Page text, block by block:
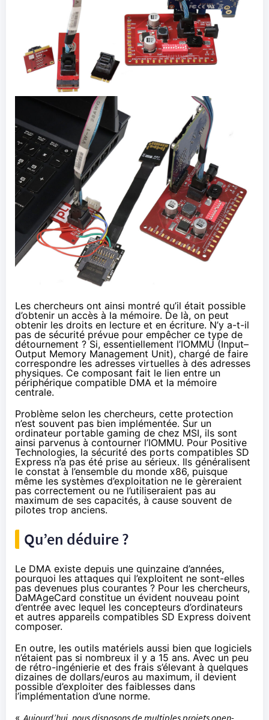
Les chercheurs ont ainsi montré qu’il était possible
d’obtenir un accès à la mémoire. De là, on peut
obtenir les droits en lecture et en écriture. N’y a-t-il
pas de sécurité prévue pour empêcher ce type de
détournement ? Si, essentiellement l’IOMMU (Input–
Output Memory Management Unit), chargé de faire
correspondre les adresses virtuelles à des adresses
physiques. Ce composant fait le lien entre un
périphérique compatible DMA et la mémoire
centrale.
Problème selon les chercheurs, cette protection
n’est souvent pas bien implémentée. Sur un
ordinateur portable gaming de chez MSI, ils sont
ainsi parvenus à contourner l’IOMMU. Pour Positive
Technologies, la sécurité des ports compatibles SD
Express n’a pas été prise au sérieux. Ils généralisent
le constat à l’ensemble du monde x86, puisque
même les systèmes d’exploitation ne le gèreraient
pas correctement ou ne l’utiliseraient pas au
maximum de ses capacités, à cause souvent de
pilotes trop anciens.
Qu’en déduire ?
Le DMA existe depuis une quinzaine d’années,
pourquoi les attaques qui l’exploitent ne sont-elles
pas devenues plus courantes ? Pour les chercheurs,
DaMAgeCard constitue un évident nouveau point
d’entrée avec lequel les concepteurs d’ordinateurs
et autres appareils compatibles SD Express doivent
composer.
En outre, les outils matériels aussi bien que logiciels
n’étaient pas si nombreux il y a 15 ans. Avec un peu
de rétro-ingénierie et des frais s’élevant à quelques
dizaines de dollars/euros au maximum, il devient
possible d’exploiter des faiblesses dans
l’implémentation d’une norme.
« Aujourd’hui, nous disposons de multiples projets open-